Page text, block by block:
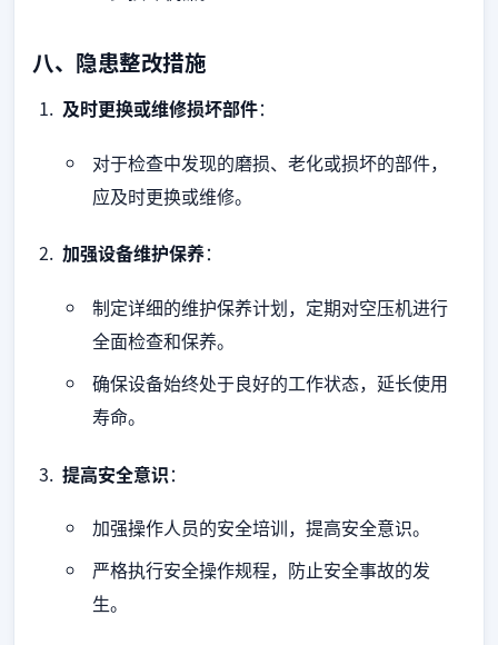
八、隐患整改措施
及时更换或维修损坏部件：
对于检查中发现的磨损、老化或损坏的部件，
应及时更换或维修。
加强设备维护保养：
制定详细的维护保养计划，定期对空压机进行
全面检查和保养。
确保设备始终处于良好的工作状态，延长使用
寿命。
提高安全意识：
加强操作人员的安全培训，提高安全意识。
严格执行安全操作规程，防止安全事故的发
生。